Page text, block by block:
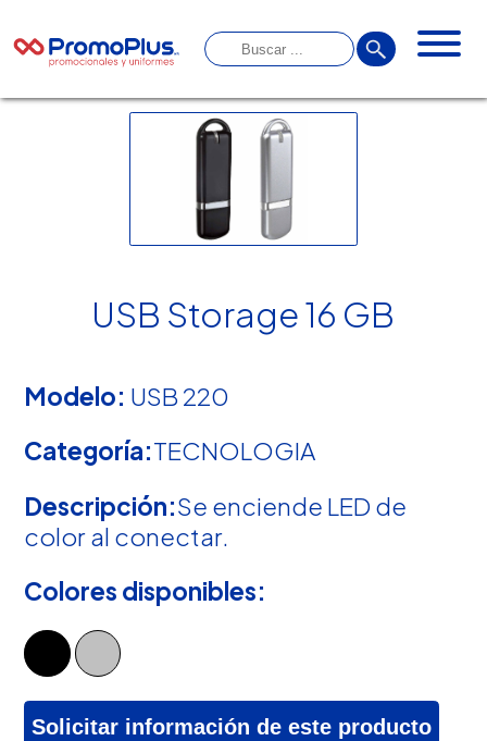
USB Storage 16 GB
Modelo: USB 220
Categoría:TECNOLOGIA
Descripción:Se enciende LED de
color al conectar.
Colores disponibles:
Solicitar información de este producto